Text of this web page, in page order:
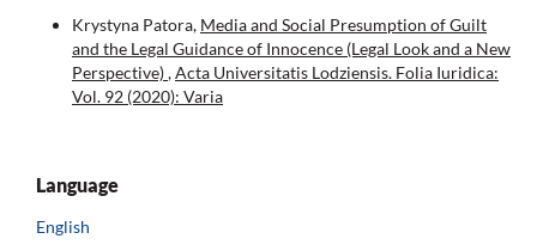
Krystyna Patora, Media and Social Presumption of Guilt
and the Legal Guidance of Innocence (Legal Look and a New
Perspective),Acta Universitatis Lodziensis. Folia Iuridica:
Vol. 92 (2020): Varia
Language
English